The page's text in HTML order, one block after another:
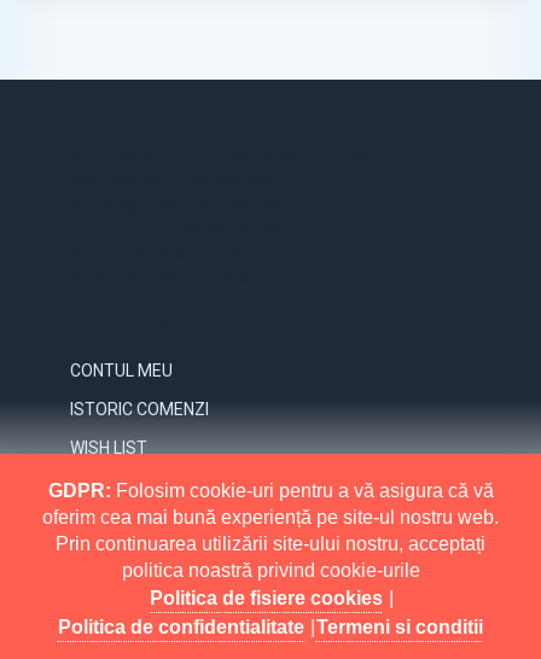
CONTUL MEU
ISTORIC COMENZI
WISH LIST
NEWSLETTER
INFORMATII
RETURNARI
POLITICA DE CONFIDENTIALITATE
MAI MULT
GDPR: Folosim cookie-uri pentru a vă asigura că vă
oferim cea mai bună experiență pe site-ul nostru web.
Prin continuarea utilizării site-ului nostru, acceptați
politica noastră privind cookie-urile
Politica de fisiere cookies
Politica de confidentialitate Termeni si conditii